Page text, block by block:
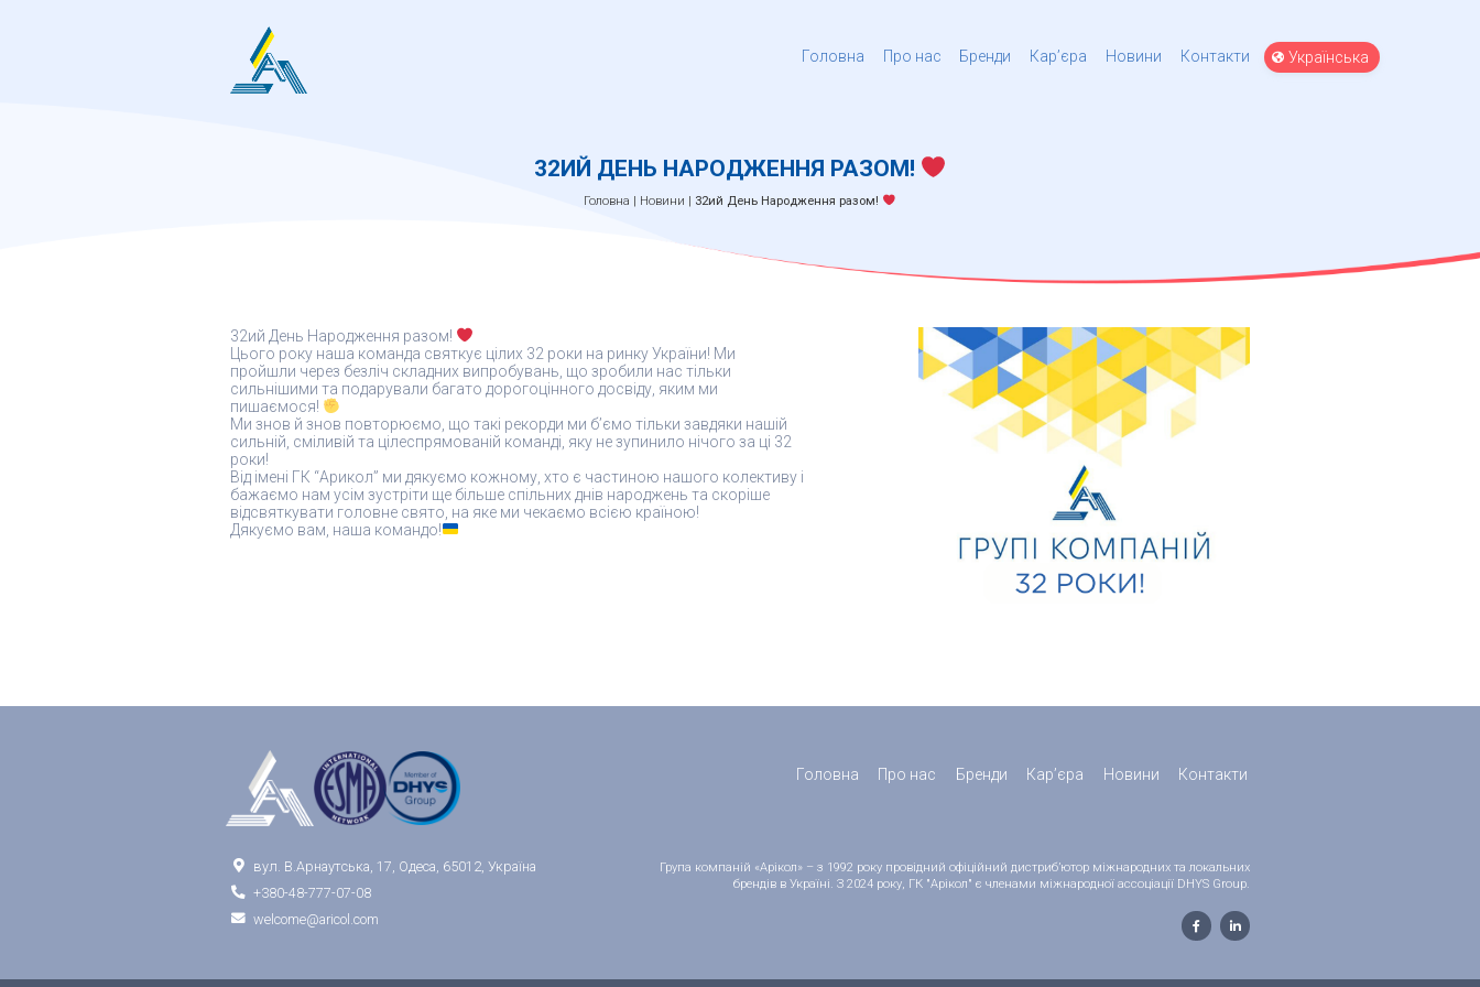
Головна Про нас Бренди Кар’єра Новини Контакти
Вибрати
мову
32ИЙ ДЕНЬ НАРОДЖЕННЯ РАЗОМ!
Головна Новини 32ий День Народження разом!
32ий День Народження разом!
Цього року наша команда святкує цілих 32 роки на ринку України! Ми
пройшли через безліч складних випробувань, що зробили нас тільки
сильнішими та подарували багато дорогоцінного досвіду, яким ми
пишаємося!
Ми знов й знов повторюємо, що такі рекорди ми б’ємо тільки завдяки нашій
сильній, сміливій та цілеспрямованій команді, яку не зупинило нічого за ці 32
роки!
Від імені ГК “Арикол” ми дякуємо кожному, хто є частиною нашого колективу і
бажаємо нам усім зустріти ще більше спільних днів народжень та скоріше
відсвяткувати головне свято, на яке ми чекаємо всією країною!
Дякуємо вам, наша командо!
Головна Про нас Бренди Кар’єра Новини Контакти
 вул. В.Арнаутська, 17, Одеса, 65012, Україна
 +380-48-777-07-08
 welcome@aricol.com
Група компаній «Арікол» – з 1992 року провідний офіційний дистриб’ютор міжнародних та локальних
брендів в Україні. З 2024 року, ГК "Арікол" є членами міжнародної ассоціації DHYS Group.